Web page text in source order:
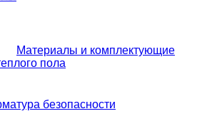
Материалы и комплектующие
пола
безопасности